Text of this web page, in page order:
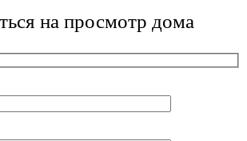
на просмотр дома